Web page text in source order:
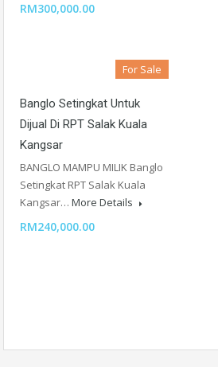
RM300,000.00
For Sale
Banglo Setingkat Untuk
Dijual Di RPT Salak Kuala
Kangsar
BANGLO MAMPU MILIK Banglo
Setingkat RPT Salak Kuala
Kangsar… More Details
RM240,000.00